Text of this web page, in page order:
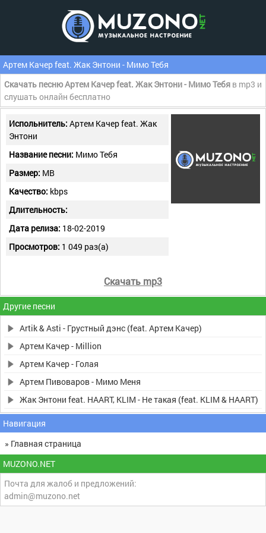
Артем Качер feat. Жак Энтони - Мимо Тебя
Скачать песню Артем Качер feat. Жак Энтони - Мимо Тебя в mp3 и
слушать онлайн бесплатно
Испольнитель: Артем Качер feat. Жак
Энтони
Название песни: Мимо Тебя
Размер: MB
Качество: kbps
Длительность:
Дата релиза: 18-02-2019
Просмотров: 1 049 раз(а)
Скачать mp3
Другие песни
Artik & Asti - Грустный дэнс (feat. Артем Качер)
Артем Качер - Million
Артем Качер - Голая
Артем Пивоваров - Мимо Меня
Жак Энтони feat. HAART, KLIM - Не такая (feat. KLIM & HAART)
Навигация
» Главная страница
MUZONO.NET
Почта для жалоб и предложений:
admin@muzono.net